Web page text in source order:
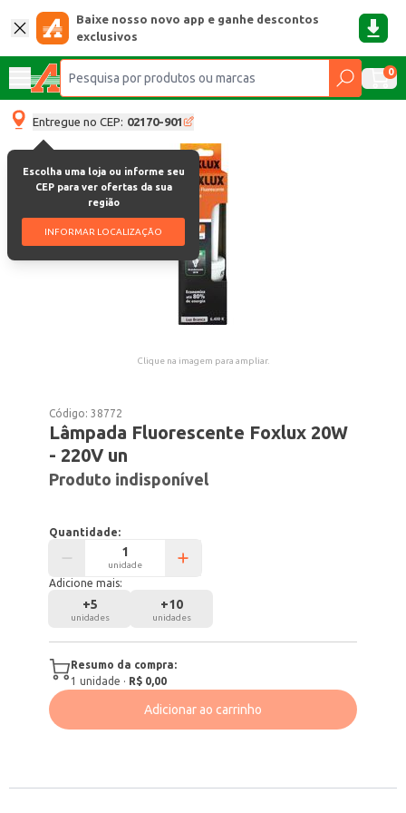
Baixe nosso novo app e ganhe descontos
exclusivos
0
Entregue no CEP: 02170-901
Escolha uma loja ou informe seu
CEP para ver ofertas da sua
região
INFORMAR LOCALIZAÇÃO
Clique na imagem para ampliar.
Código:38772
Lâmpada Fluorescente Foxlux 20W
- 220V un
Produto indisponível
Quantidade:
unidade
Adicione mais:
+5
unidades
+10
unidades
Resumo da compra:
1 unidade · R$ 0,00
Adicionar ao carrinho